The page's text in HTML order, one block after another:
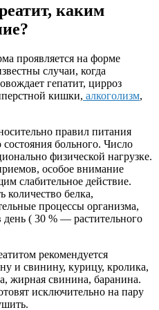
каким
проявляется на форме
случаи, когда
гепатит, цирроз
кишки, алкоголизм,
правил питания
больного. Число
физической нагрузке.
особое внимание
слабительное действие.
количество белка,
процессы организма,
( 30 % — растительного
рекомендуется
и свинину, курицу, кролика,
жирная свинина, баранина.
исключительно на пару